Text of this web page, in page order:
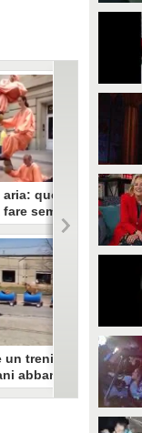
aria: quello che
sembra
trenino per
abbandonati:
felici